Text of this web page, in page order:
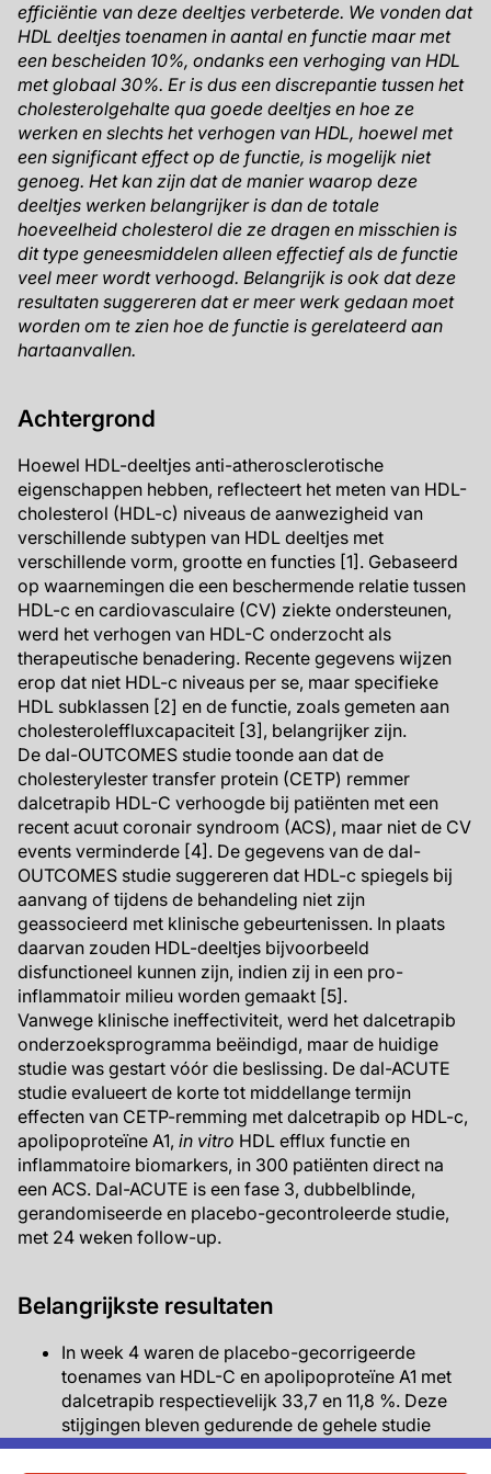
efficiëntie van deze deeltjes verbeterde. We vonden dat
HDL deeltjes toenamen in aantal en functie maar met
een bescheiden 10%, ondanks een verhoging van HDL
met globaal 30%. Er is dus een discrepantie tussen het
cholesterolgehalte qua goede deeltjes en hoe ze
werken en slechts het verhogen van HDL, hoewel met
een significant effect op de functie, is mogelijk niet
genoeg. Het kan zijn dat de manier waarop deze
deeltjes werken belangrijker is dan de totale
hoeveelheid cholesterol die ze dragen en misschien is
dit type geneesmiddelen alleen effectief als de functie
veel meer wordt verhoogd. Belangrijk is ook dat deze
resultaten suggereren dat er meer werk gedaan moet
worden om te zien hoe de functie is gerelateerd aan
hartaanvallen.
Achtergrond
Hoewel HDL-deeltjes anti-atherosclerotische
eigenschappen hebben, reflecteert het meten van HDL-
cholesterol (HDL-c) niveaus de aanwezigheid van
verschillende subtypen van HDL deeltjes met
verschillende vorm, grootte en functies [1]. Gebaseerd
op waarnemingen die een beschermende relatie tussen
HDL-c en cardiovasculaire (CV) ziekte ondersteunen,
werd het verhogen van HDL-C onderzocht als
therapeutische benadering. Recente gegevens wijzen
erop dat niet HDL-c niveaus per se, maar specifieke
HDL subklassen [2] en de functie, zoals gemeten aan
cholesteroleffluxcapaciteit [3], belangrijker zijn.
De dal-OUTCOMES studie toonde aan dat de
cholesterylester transfer protein (CETP) remmer
dalcetrapib HDL-C verhoogde bij patiënten met een
recent acuut coronair syndroom (ACS), maar niet de CV
events verminderde [4]. De gegevens van de dal-
OUTCOMES studie suggereren dat HDL-c spiegels bij
aanvang of tijdens de behandeling niet zijn
geassocieerd met klinische gebeurtenissen. In plaats
daarvan zouden HDL-deeltjes bijvoorbeeld
disfunctioneel kunnen zijn, indien zij in een pro-
inflammatoir milieu worden gemaakt [5].
Vanwege klinische ineffectiviteit, werd het dalcetrapib
onderzoeksprogramma beëindigd, maar de huidige
studie was gestart vóór die beslissing. De dal-ACUTE
studie evalueert de korte tot middellange termijn
effecten van CETP-remming met dalcetrapib op HDL-c,
apolipoproteïne A1, in vitro HDL efflux functie en
inflammatoire biomarkers, in 300 patiënten direct na
een ACS. Dal-ACUTE is een fase 3, dubbelblinde,
gerandomiseerde en placebo-gecontroleerde studie,
met 24 weken follow-up.
Belangrijkste resultaten
In week 4 waren de placebo-gecorrigeerde
toenames van HDL-C en apolipoproteïne A1 met
dalcetrapib respectievelijk 33,7 en 11,8 %. Deze
stijgingen bleven gedurende de gehele studie
behouden.